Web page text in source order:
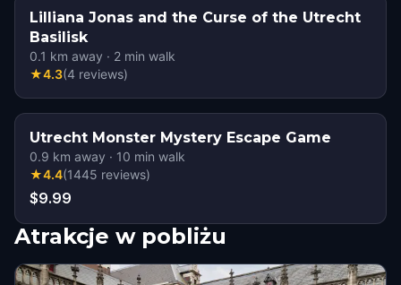
Lilliana Jonas and the Curse of the Utrecht
Basilisk
0.1 km away · 2 min walk
★4.3(4 reviews)
Utrecht Monster Mystery Escape Game
0.9 km away · 10 min walk
★4.4(1445 reviews)
$9.99
Atrakcje w pobliżu